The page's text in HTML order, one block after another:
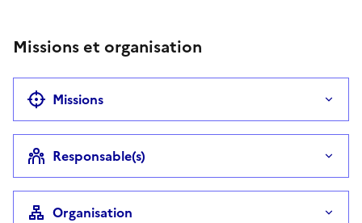
Missions et organisation
Missions
Responsable(s)
Organisation